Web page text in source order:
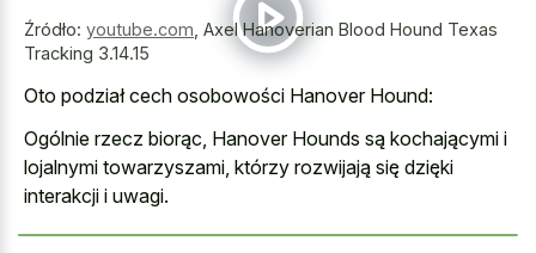
Źródło: youtube.com Axel Hanoverian Blood Hound Texas
Tracking 3.14.15
Oto podział cech osobowości Hanover Hound:
Ogólnie rzecz biorąc, Hanover Hounds są kochającymi i
lojalnymi towarzyszami, którzy rozwijają się dzięki
interakcji i uwagi.